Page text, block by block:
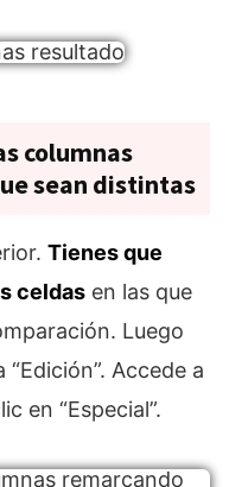
columnas
sean distintas
Tienes que
celdas en las que
Luego
Accede a
en “Especial”.